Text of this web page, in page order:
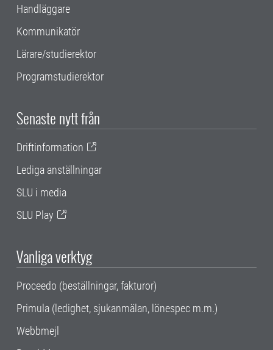
Handläggare
Kommunikatör
Lärare/studierektor
Programstudierektor
Senaste nytt från
Driftinformation
Lediga anställningar
SLU i media
SLU Play
Vanliga verktyg
Proceedo (beställningar, fakturor)
Primula (ledighet, sjukanmälan, lönespec m.m.)
Webbmejl